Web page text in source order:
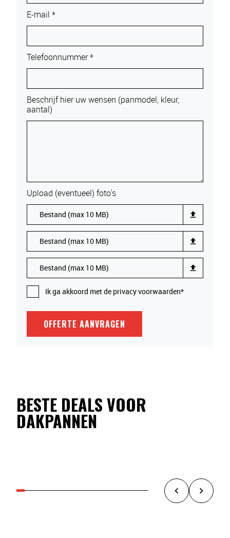
E-mail *
Telefoonnummer *
Beschrijf hier uw wensen (panmodel, kleur,
aantal)
Upload (eventueel) foto's
Ik ga akkoord met de privacy voorwaarden*
OFFERTE AANVRAGEN
BESTE DEALS VOOR
DAKPANNEN